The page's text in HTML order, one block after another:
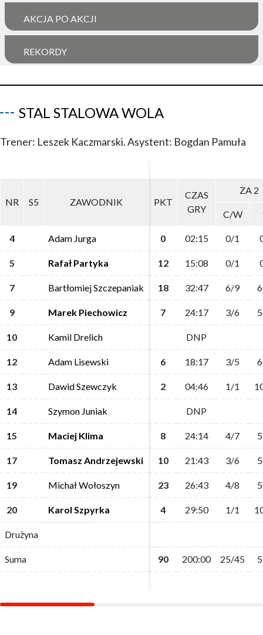
AKCJA PO AKCJI
REKORDY
STAL STALOWA WOLA
Trener: Leszek Kaczmarski. Asystent: Bogdan Pamuła
NR S5 ZAWODNIK PKT
CZAS
GRY
ZA 2
C/W
4 Adam Jurga 0 02:15 0/1
5 Rafał Partyka 12 15:08 0/1
7 Bartłomiej Szczepaniak 18 32:47 6/9
9 Marek Piechowicz 7 24:17 3/6
10 Kamil Drelich DNP
12 Adam Lisewski 6 18:17 3/5
13 Dawid Szewczyk 2 04:46 1/1
14 Szymon Juniak DNP
15 Maciej Klima 8 24:14 4/7
17 Tomasz Andrzejewski 10 21:43 3/6
19 Michał Wołoszyn 23 26:43 4/8
20 Karol Szpyrka 4 29:50 1/1
Drużyna
Suma 90 200:00 25/45
NR S5 ZAWODNIK PKT
CZAS
GRY
ZA 2
C/W
4 Adam Jurga 0 02:15 0/1
5 Rafał Partyka 12 15:08 0/1
7 Bartłomiej Szczepaniak 18 32:47 6/9
9 Marek Piechowicz 7 24:17 3/6
10 Kamil Drelich DNP
12 Adam Lisewski 6 18:17 3/5
13 Dawid Szewczyk 2 04:46 1/1
14 Szymon Juniak DNP
15 Maciej Klima 8 24:14 4/7
17 Tomasz Andrzejewski 10 21:43 3/6
19 Michał Wołoszyn 23 26:43 4/8
20 Karol Szpyrka 4 29:50 1/1
Drużyna
Suma 90 200:00 25/45